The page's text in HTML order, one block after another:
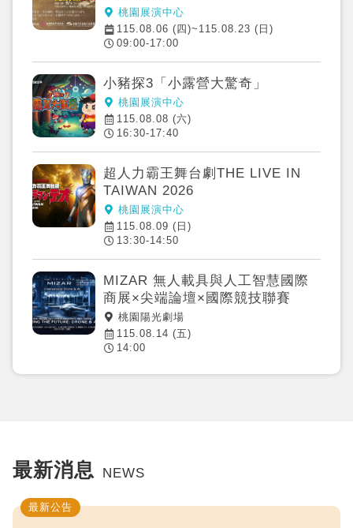
桃園展演中心
115.08.06 (四)~115.08.23 (日)
09:00-17:00
小豬探3「小露營大驚奇」
桃園展演中心
115.08.08 (六)
16:30-17:40
超人力霸王舞台劇THE LIVE IN
TAIWAN 2026
桃園展演中心
115.08.09 (日)
13:30-14:50
MIZAR 無人載具與人工智慧國際
商展×尖端論壇×國際競技聯賽
桃園陽光劇場
115.08.14 (五)
14:00
最新消息 NEWS
最新公告